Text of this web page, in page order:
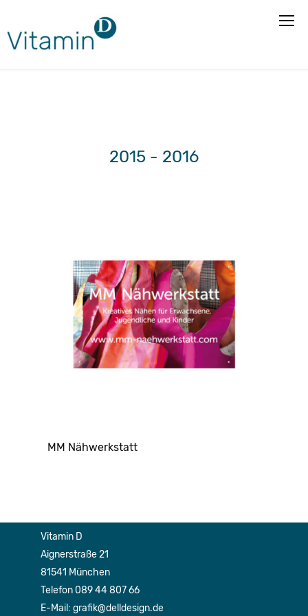
2015 - 2016
MM Nähwerkstatt
Vitamin D
Aignerstraße 21
81541 München
Telefon 089 44 807 66
E-Mail: grafik@delldesign.de